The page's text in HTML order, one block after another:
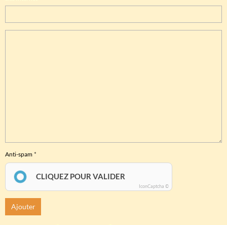
Anti-spam
CLIQUEZ POUR VALIDER
IconCaptcha ©
Ajouter